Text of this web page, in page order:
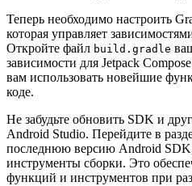
Теперь необходимо настроить
которая управляет
Откройте файл build.gradle
зависимости для Jetpack
вам использовать новейшие
коде.
Не забудьте обновить SDK и
Android Studio. Перейдите в
последнюю версию Android
инструменты сборки. Это
функций и инструментов при